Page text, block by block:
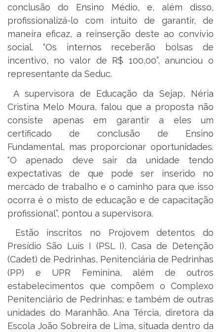
conclusão do Ensino Médio, e, além disso,
profissionalizá-lo com intuito de garantir, de
maneira eficaz, a reinserção deste ao convívio
social. “Os internos receberão bolsas de
incentivo, no valor de R$ 100,00”, anunciou o
representante da Seduc.
A supervisora de Educação da Sejap, Néria
Cristina Melo Moura, falou que a proposta não
consiste apenas em garantir a eles um
certificado de conclusão de Ensino
Fundamental, mas proporcionar oportunidades.
“O apenado deve sair da unidade tendo
expectativas de que pode ser inserido no
mercado de trabalho e o caminho para que isso
ocorra é o misto de educação e de capacitação
profissional”, pontou a supervisora.
Estão inscritos no Projovem detentos do
Presídio São Luís I (PSL I), Casa de Detenção
(Cadet) de Pedrinhas, Penitenciária de Pedrinhas
(PP) e UPR Feminina, além de outros
estabelecimentos que compõem o Complexo
Penitenciário de Pedrinhas; e também de outras
unidades do Maranhão. Ana Tércia, diretora da
Escola João Sobreira de Lima, situada dentro da